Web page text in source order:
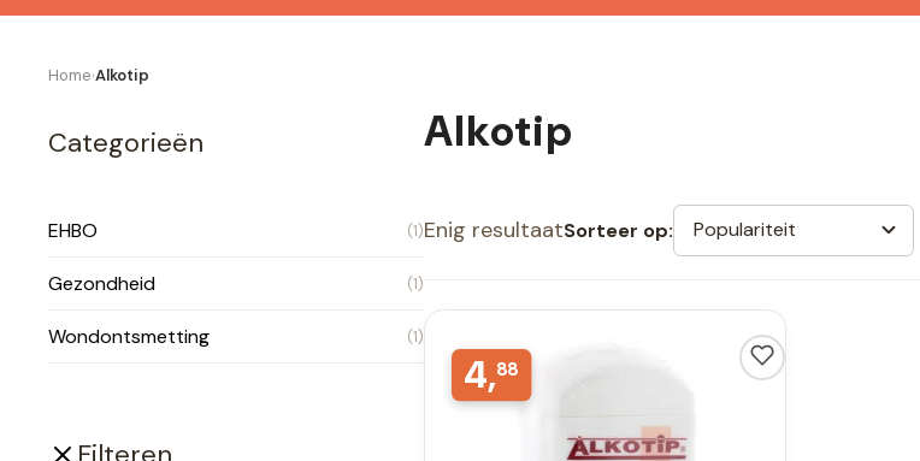
Home›Alkotip
Categorieën
EHBO (1)
Gezondheid (1)
Wondontsmetting (1)
Alkotip
Enig resultaatSorteer op: Populariteit
4,88